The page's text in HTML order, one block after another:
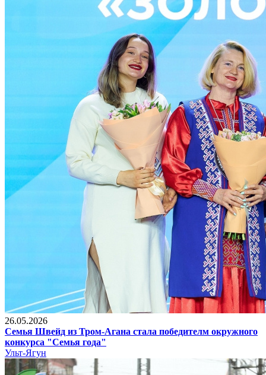
26.05.2026
Семья Швейд из Тром-Агана стала победителм окружного
конкурса "Семья года"
Ульт-Ягун